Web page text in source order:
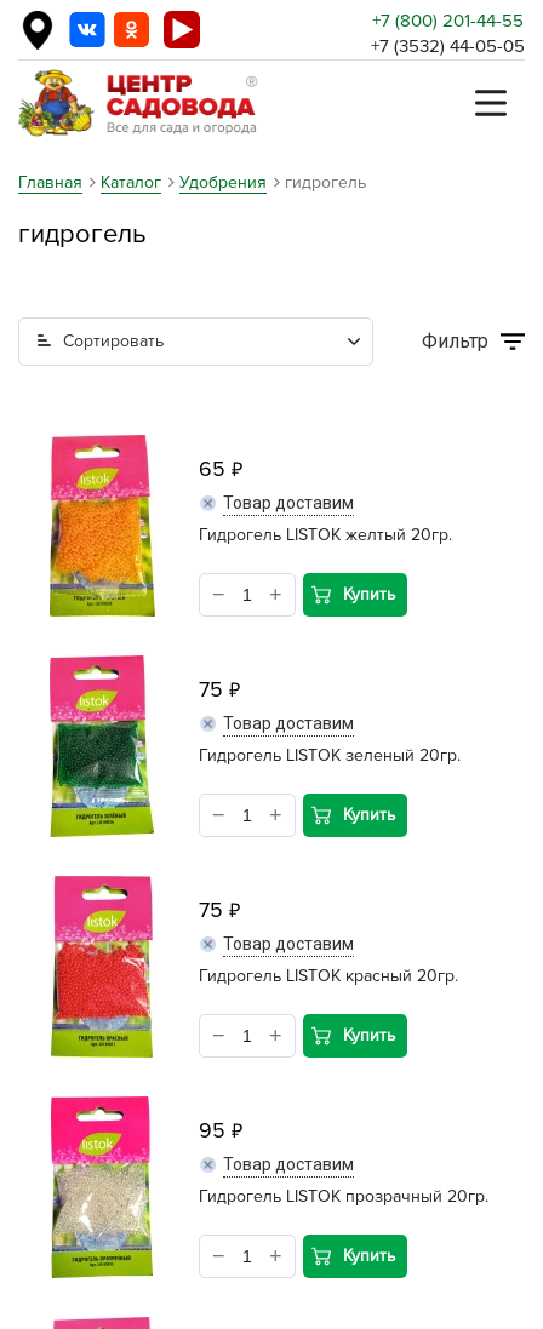
+7 (800) 201-44-55
+7 (3532) 44-05-05
Главная Каталог Удобрения гидрогель
гидрогель
Сортировать Фильтр
65
Товар доставим
Гидрогель LISTOK желтый 20гр.
Купить
75
Товар доставим
Гидрогель LISTOK зеленый 20гр.
Купить
75
Товар доставим
Гидрогель LISTOK красный 20гр.
Купить
95
Товар доставим
Гидрогель LISTOK прозрачный 20гр.
Купить